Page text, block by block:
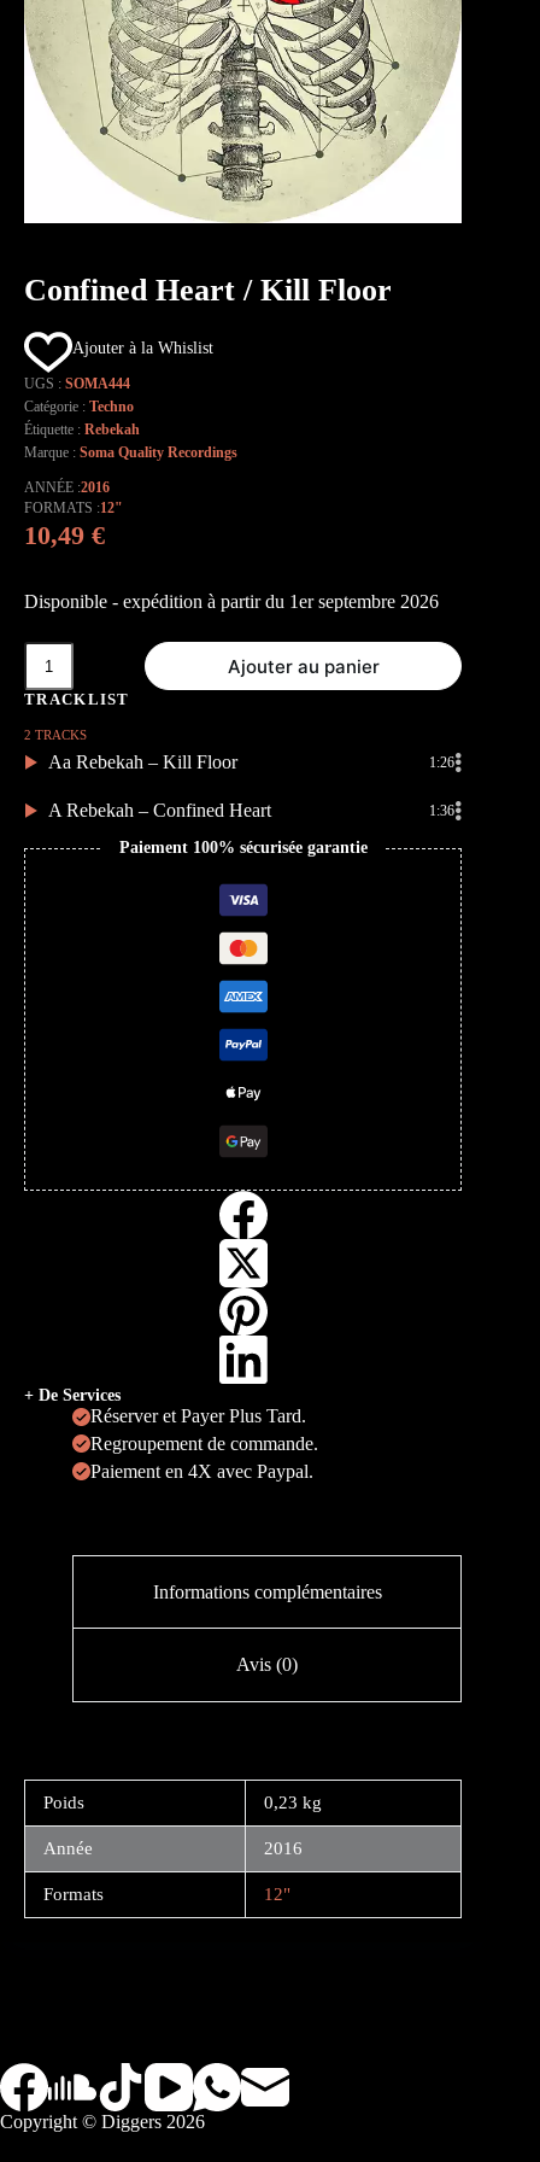
Confined Heart / Kill Floor
Ajouter à la Whislist
UGS : SOMA444
Catégorie : Techno
Étiquette : Rebekah
Marque : Soma Quality Recordings
ANNÉE 2016
FORMATS 12"
10,49 €
Disponible - expédition à partir du 1er septembre 2026
quantité
Confined
/
Kill
Floor
Ajouter au panier
2 TRACKS
Aa Rebekah – Kill Floor 1:26
A Rebekah – Confined Heart 1:36
Paiement 100% sécurisée garantie
+ De Services
Réserver et Payer Plus Tard.
Regroupement de commande.
Paiement en 4X avec Paypal.
Informations complémentaires
Avis (0)
Poids 0,23 kg
Année 2016
Formats 12"
Copyright © Diggers 2026